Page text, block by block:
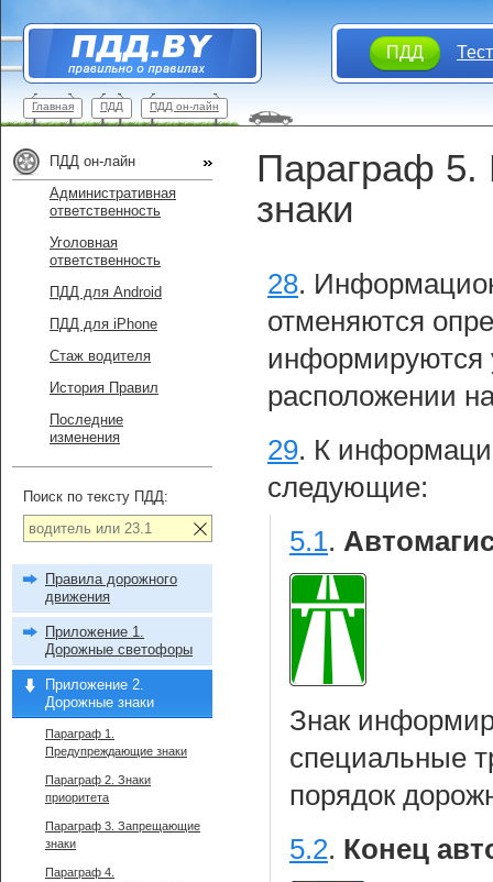
ПДД
Главная ПДД ПДД он-лайн
Параграф 5.
знаки
28.
отменяются
информируются
расположении
29. К
следующие:
5.1.
Знак
специальные
порядок
5.2. Конец
ПДД он-лайн
Административная
ответственность
Уголовная
ответственность
ПДД для Android
ПДД для iPhone
Стаж водителя
История Правил
Последние
изменения
Поиск по тексту ПДД:
Правила дорожного
движения
Приложение 1.
Дорожные светофоры
Приложение 2.
Дорожные знаки
Параграф 1.
Предупреждающие знаки
Параграф 2. Знаки
приоритета
Параграф 3. Запрещающие
знаки
Параграф 4.